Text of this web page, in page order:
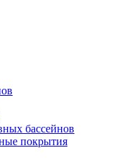
бассейнов
покрытия